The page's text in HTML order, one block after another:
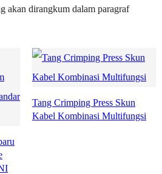
akan dirangkum dalam paragraf
Tang Crimping Press Skun
Kabel Kombinasi Multifungsi